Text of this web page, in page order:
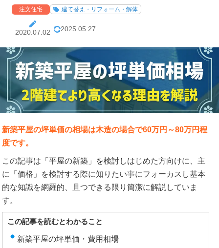
注文住宅 建て替え・リフォーム・解体
2020.07.02 2025.05.27
新築平屋の坪単価の相場は木造の場合で60万円～80万円程
度です。
この記事は「平屋の新築」を検討しはじめた方向けに、主
に「価格」を検討する際に知りたい事にフォーカスし基本
的な知識を網羅的、且つできる限り簡潔に解説していま
す。
この記事を読むとわかること
新築平屋の坪単価・費用相場